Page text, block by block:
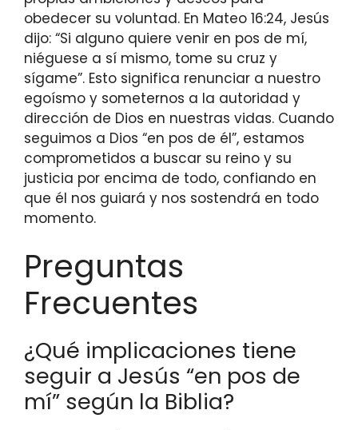
obedecer su voluntad. En Mateo 16:24, Jesús
dijo: “Si alguno quiere venir en pos de mí,
niéguese a sí mismo, tome su cruz y
sígame”. Esto significa renunciar a nuestro
egoísmo y someternos a la autoridad y
dirección de Dios en nuestras vidas. Cuando
seguimos a Dios “en pos de él”, estamos
comprometidos a buscar su reino y su
justicia por encima de todo, confiando en
que él nos guiará y nos sostendrá en todo
momento.
Preguntas
Frecuentes
¿Qué implicaciones tiene
seguir a Jesús “en pos de
mí” según la Biblia?